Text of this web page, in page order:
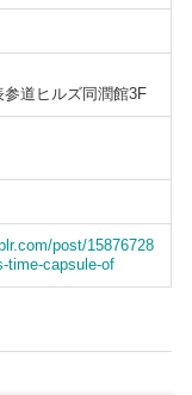
道ヒルズ同潤館3F
post/15876728
time-capsule-of